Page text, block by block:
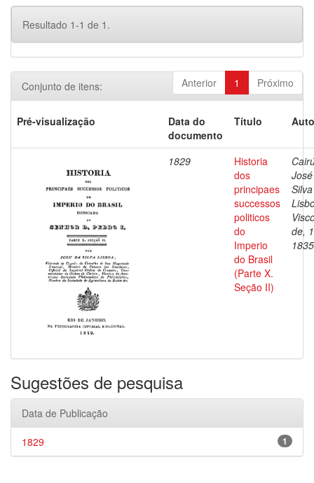
Resultado 1-1 de 1.
Anterior 1 Próximo
Conjunto de itens:
Pré-visualização
Data do
documento
Título
1829
Historia
dos
principaes
successos
politicos
do
Imperio
do Brasil
(Parte X.
Seção II)
Silva
de,
1835
Sugestões de pesquisa
Data de Publicação
1
1829